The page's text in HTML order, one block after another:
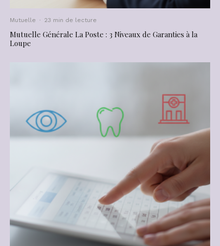
Mutuelle · 23 min de lecture
Mutuelle Générale La Poste : 3 Niveaux de Garanties à la
Loupe